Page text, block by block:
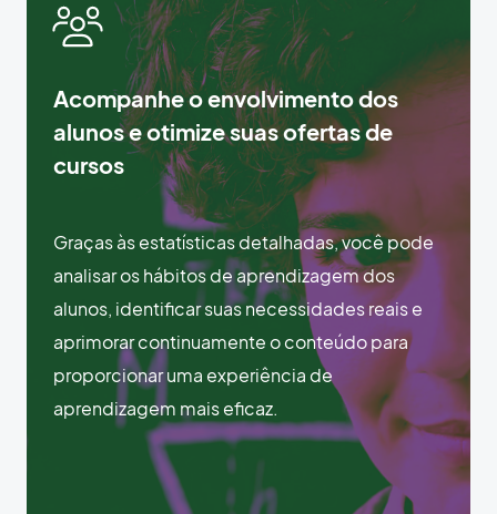
Acompanhe o envolvimento dos
alunos e otimize suas ofertas de
cursos
Graças às estatísticas detalhadas, você pode
analisar os hábitos de aprendizagem dos
alunos, identificar suas necessidades reais e
aprimorar continuamente o conteúdo para
proporcionar uma experiência de
aprendizagem mais eficaz.